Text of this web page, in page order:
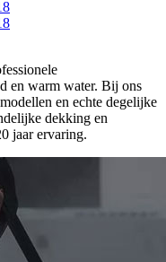
en warm water. Bij ons
en echte degelijke
dekking en
jaar ervaring.